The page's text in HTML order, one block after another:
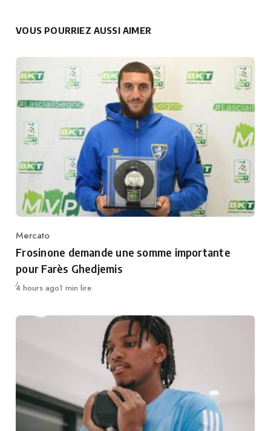
VOUS POURRIEZ AUSSI AIMER
Category
Mercato
Frosinone demande une somme importante
pour Farès Ghedjemis
Publié
4 hours ago1 min lire